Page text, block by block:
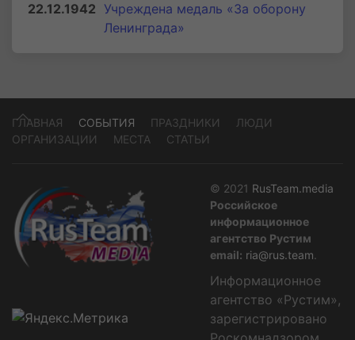
22.12.1942 Учреждена медаль «За оборону
Ленинграда»
ГЛАВНАЯ СОБЫТИЯ ПРАЗДНИКИ
ЛЮДИ
ОРГАНИЗАЦИИ
МЕСТА СТАТЬИ
© 2021 RusTeam.media
Российское
информационное
агентство Рустим
email: ria@rus.team.
Информационное
агентство «Рустим»,
зарегистрировано